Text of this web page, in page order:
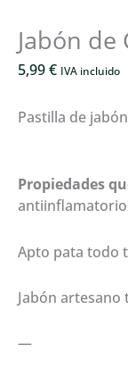
Jabón de
5,99€ IVA incluido
Pastilla de
Propiedades
antiinflamatorio
Apto pata todo
Jabón
—